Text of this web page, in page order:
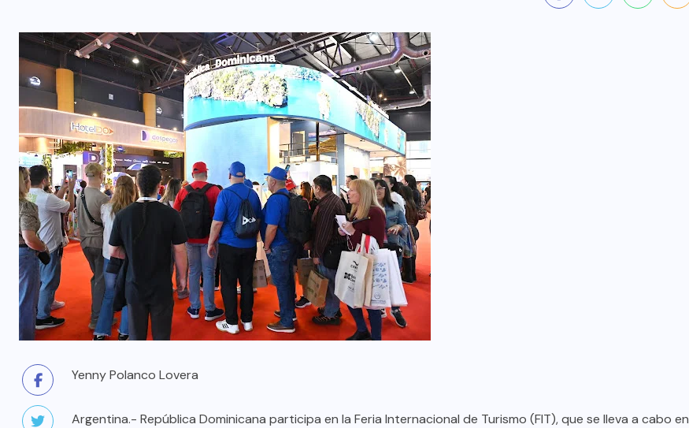
Yenny Polanco Lovera
Argentina.- República Dominicana participa en la Feria Internacional de Turismo (FIT), que se lleva a cabo en